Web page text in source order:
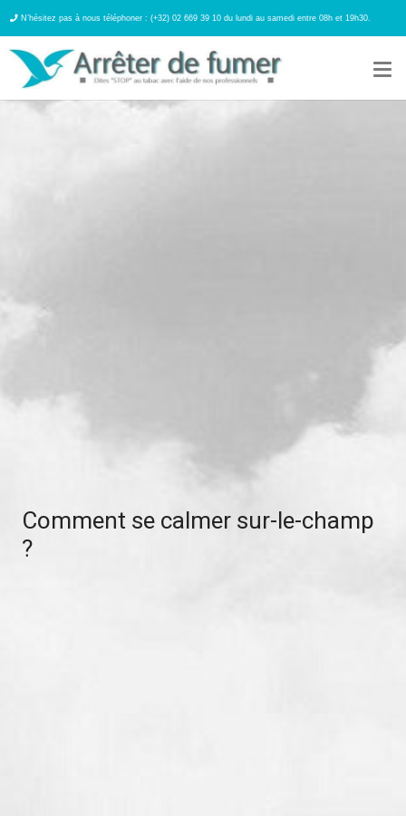
N’hésitez pas à nous téléphoner : (+32) 02 669 39 10 du lundi au samedi entre 08h et 19h30.
Comment se calmer sur-le-champ
?